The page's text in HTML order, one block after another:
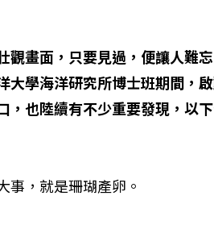
觀畫面，只要見過，便讓人難
大學海洋研究所博士班期間，
，也陸續有不少重要發現，以
事，就是珊瑚產卵。